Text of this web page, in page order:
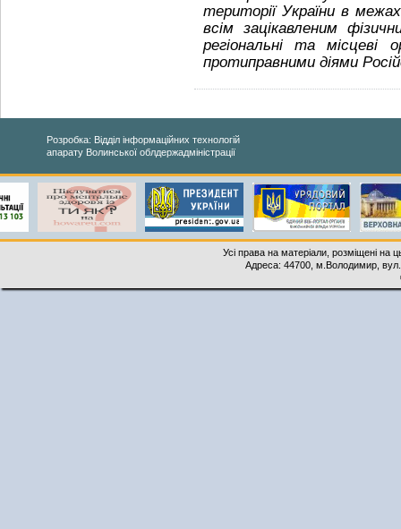
території України в
всім зацікавленим
регіональні та місцеві
протиправними діями
Розробка: Відділ інформаційних технологій
апарату Волинської облдержадміністрації
Усі права на матеріали, розміщені на
Адреса: 44700, м.Володимир,